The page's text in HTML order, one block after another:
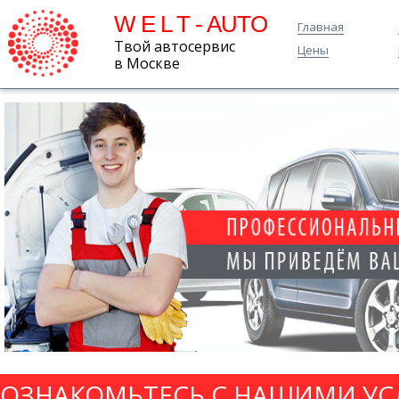
W E L T - AUTO
Твой автосервис
в Москве
Главная
Цены